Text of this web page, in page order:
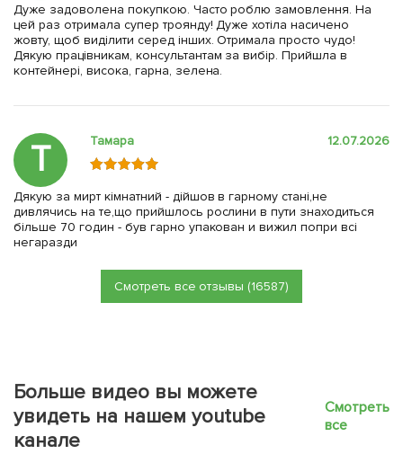
Дуже задоволена покупкою. Часто роблю замовлення. На
цей раз отримала супер троянду! Дуже хотіла насичено
жовту, щоб виділити серед інших. Отримала просто чудо!
Дякую працівникам, консультантам за вибір. Прийшла в
контейнері, висока, гарна, зелена.
Т Тамара 12.07.2026
Дякую за мирт кімнатний - дійшов в гарному стані,не
дивлячись на те,що прийшлось рослини в пути знаходиться
більше 70 годин - був гарно упакован и вижил попри всі
негаразди
Смотреть все отзывы (16587)
Больше видео вы можете
увидеть на нашем youtube
канале
Смотреть
все